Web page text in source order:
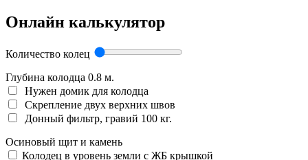
Онлайн калькулятор
Количество колец
Глубина колодца 0.8 м.
Нужен домик для колодца
Скрепление двух верхних швов
Донный фильтр, гравий 100 кг.
Осиновый щит и камень
Колодец в уровень земли с ЖБ крышкой